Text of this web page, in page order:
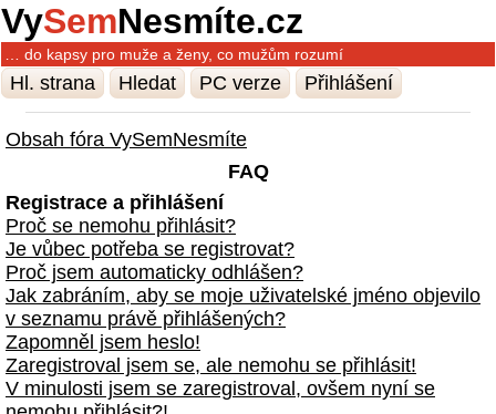
VySemNesmíte.cz
… do kapsy pro muže a ženy, co mužům rozumí
Hl. strana Hledat PC verze Přihlášení
Obsah fóra VySemNesmíte
FAQ
Registrace a přihlášení
Proč se nemohu přihlásit?
Je vůbec potřeba se registrovat?
Proč jsem automaticky odhlášen?
Jak zabráním, aby se moje uživatelské jméno objevilo
v seznamu právě přihlášených?
Zapomněl jsem heslo!
Zaregistroval jsem se, ale nemohu se přihlásit!
V minulosti jsem se zaregistroval, ovšem nyní se